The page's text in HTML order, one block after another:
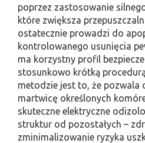
poprzez zastosowanie
które zwiększa
ostatecznie prowadzi do
kontrolowanego usunięcia
ma korzystny profil
stosunkowo krótką
metodzie jest to, że pozwala
martwicę określonych
skuteczne elektryczne
struktur od pozostałych –
zminimalizowanie ryzyka